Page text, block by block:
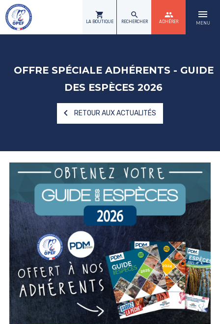
shopping_cart
LA BOUTIQUE
search
RECHERCHER
group
ADHÉRER
menu
MENU
OFFRE SPÉCIALE ADHÉRENTS - GUIDE
DES ESPÈCES 2026
navigate_before RETOUR AUX ACTUALITÉS